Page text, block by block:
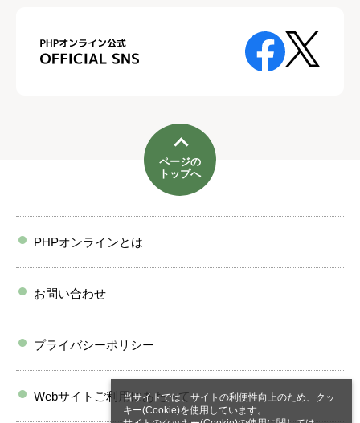
当サイトでは、サイトの利便性向上のため、クッ
キー(Cookie)を使用しています。
ページの
トップへ
PHPオンラインとは
お問い合わせ
プライバシーポリシー
Webサイトご利用にあたって